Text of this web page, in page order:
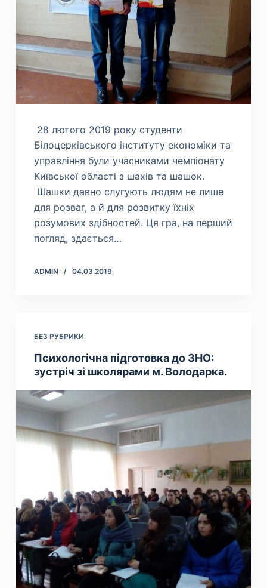
28 лютого 2019 року студенти
Білоцерківського інституту економіки та
управління були учасниками чемпіонату
Київської області з шахів та шашок.
Шашки давно слугують людям не лише
для розваг, а й для розвитку їхніх
розумових здібностей. Ця гра, на перший
погляд, здається…
ADMIN 04.03.2019
БЕЗ РУБРИКИ
Психологічна підготовка до ЗНО:
зустріч зі школярами м. Володарка.